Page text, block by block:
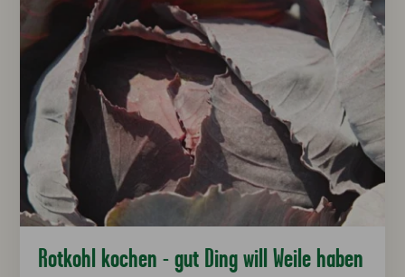
Rotkohl kochen - gut Ding will Weile haben